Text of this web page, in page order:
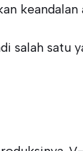
keandalan
salah satu